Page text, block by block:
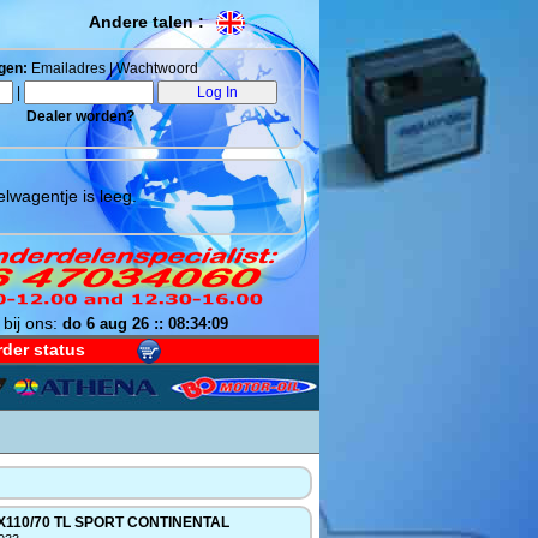
Andere talen :
Emailadres | Wachtwoord
Dealer worden?
is leeg.
ons: do 6 aug 26 :: 08:34:10
status
70 TL SPORT CONTINENTAL